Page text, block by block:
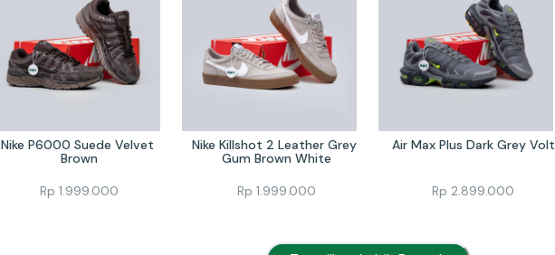
Nike P6000 Suede Velvet
Brown
Rp1.999.000
Nike Killshot 2 Leather Grey
Gum Brown White
Rp 1.999.000
Air Max Plus Dark Grey Volt
Rp 2.899.000